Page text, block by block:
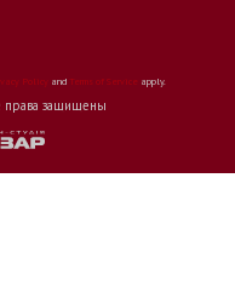
Policy and Terms of Service apply.
защищены